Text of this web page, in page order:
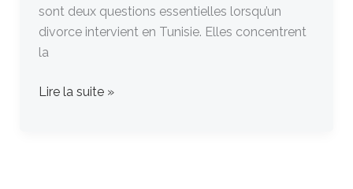
sont deux questions essentielles lorsqu’un
divorce intervient en Tunisie. Elles concentrent
la
Lire la suite »